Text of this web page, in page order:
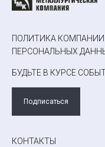
ПОЛИТИКА
ПЕРСОНАЛЬНЫХ
БУДЬТЕ В КУРСЕ
Подписаться
КОНТАКТЫ